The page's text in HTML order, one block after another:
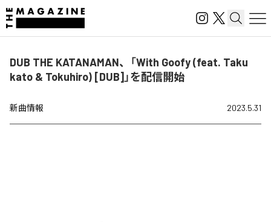
DUB THE KATANAMAN、「With Goofy (feat. Taku
kato & Tokuhiro) [DUB]」を配信開始
新曲情報 2023.5.31